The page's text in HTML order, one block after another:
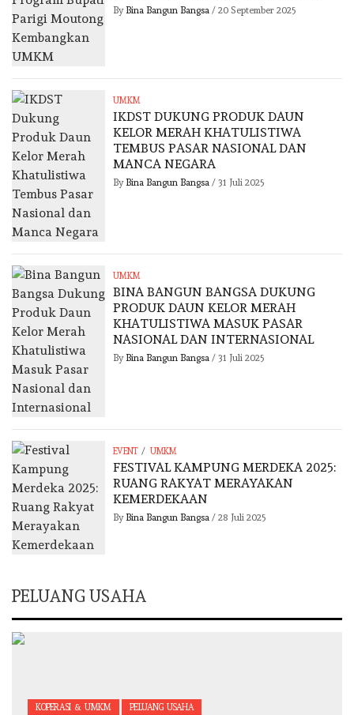
By Bina Bangun Bangsa / 20 September 2025
UMKM
IKDST DUKUNG PRODUK DAUN
KELOR MERAH KHATULISTIWA
TEMBUS PASAR NASIONAL DAN
MANCA NEGARA
By Bina Bangun Bangsa / 31 Juli 2025
UMKM
BINA BANGUN BANGSA DUKUNG
PRODUK DAUN KELOR MERAH
KHATULISTIWA MASUK PASAR
NASIONAL DAN INTERNASIONAL
By Bina Bangun Bangsa / 31 Juli 2025
EVENT / UMKM
FESTIVAL KAMPUNG MERDEKA 2025:
RUANG RAKYAT MERAYAKAN
KEMERDEKAAN
By Bina Bangun Bangsa / 28 Juli 2025
PELUANG USAHA
KOPERASI & UMKM PELUANG USAHA